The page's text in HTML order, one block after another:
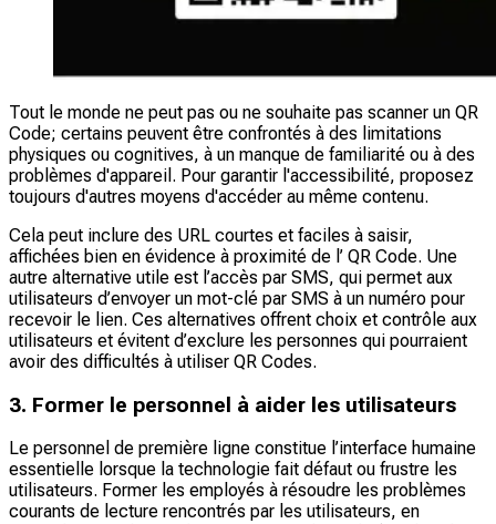
Tout le monde ne peut pas ou ne souhaite pas scanner un QR
Code; certains peuvent être confrontés à des limitations
physiques ou cognitives, à un manque de familiarité ou à des
problèmes d'appareil. Pour garantir l'accessibilité, proposez
toujours d'autres moyens d'accéder au même contenu.
Cela peut inclure des URL courtes et faciles à saisir,
affichées bien en évidence à proximité de l’ QR Code. Une
autre alternative utile est l’accès par SMS, qui permet aux
utilisateurs d’envoyer un mot-clé par SMS à un numéro pour
recevoir le lien. Ces alternatives offrent choix et contrôle aux
utilisateurs et évitent d’exclure les personnes qui pourraient
avoir des difficultés à utiliser QR Codes.
3. Former le personnel à aider les utilisateurs
Le personnel de première ligne constitue l’interface humaine
essentielle lorsque la technologie fait défaut ou frustre les
utilisateurs. Former les employés à résoudre les problèmes
courants de lecture rencontrés par les utilisateurs, en